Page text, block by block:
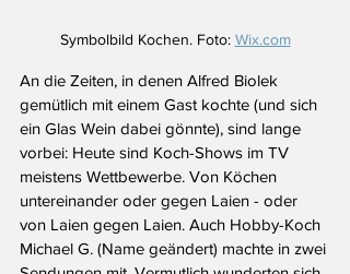
Symbolbild Kochen. Foto: Wix.com
An die Zeiten, in denen Alfred Biolek
gemütlich mit einem Gast kochte (und sich
ein Glas Wein dabei gönnte), sind lange
vorbei: Heute sind Koch-Shows im TV
meistens Wettbewerbe. Von Köchen
untereinander oder gegen Laien - oder
von Laien gegen Laien. Auch Hobby-Koch
Michael G. (Name geändert) machte in zwei